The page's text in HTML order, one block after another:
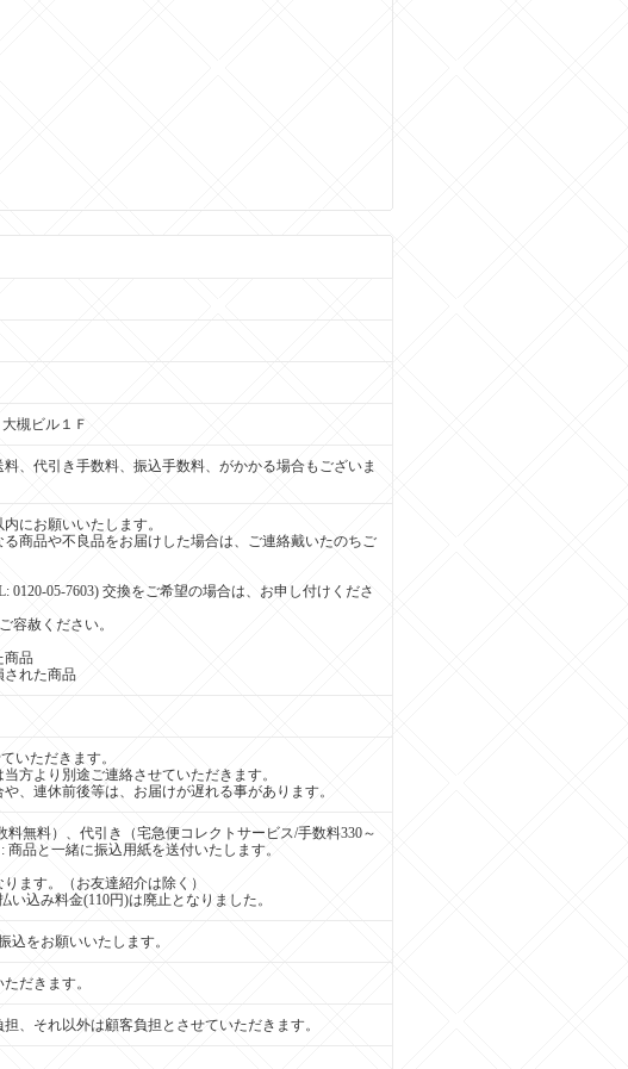
槻ビル１Ｆ
、代引き手数料、振込手数料、がかかる場合もございま
にお願いいたします。
商品や不良品をお届けした場合は、ご連絡戴いたのちご
05-7603) 交換をご希望の場合は、お申し付けくださ
容赦ください。
商品
れた商品
いただきます。
方より別途ご連絡させていただきます。
、連休前後等は、お届けが遅れる事があります。
無料）、代引き（宅急便コレクトサービス/手数料330～
商品と一緒に振込用紙を送付いたします。
ます。（お友達紹介は除く）
込み料金(110円)は廃止となりました。
込をお願いいたします。
だきます。
、それ以外は顧客負担とさせていただきます。